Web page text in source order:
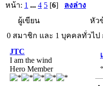
หน้า: 1 ... 4 5 [6] ลงล่าง
ผู้เขียน
หัว
0 สมาชิก และ 1 บุคคลทั่วไ
JTC
I am the wind
Hero Member
«